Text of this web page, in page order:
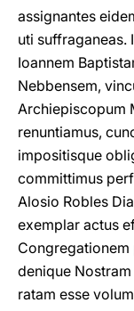
assignantes
uti suffraganeas.
Ioannem
Nebbensem,
Archiepiscopum
renuntiamus,
impositisque
committimus
Alosio Robles
exemplar actus
Congregationem
denique
ratam esse